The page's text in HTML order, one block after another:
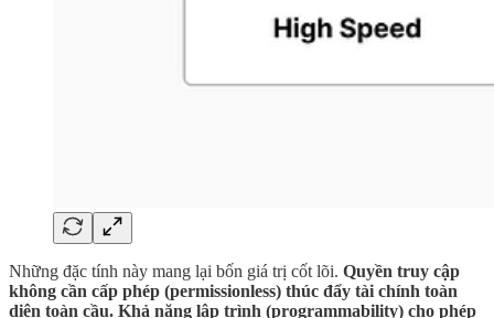
Những đặc tính này mang lại bốn giá trị cốt lõi. Quyền truy cập
không cần cấp phép (permissionless) thúc đẩy tài chính toàn
diện toàn cầu. Khả năng lập trình (programmability) cho phép